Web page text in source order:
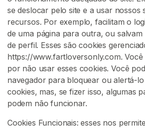
se deslocar pelo site e a usar nossos
recursos. Por exemplo, facilitam o
de uma página para outra, ou
de perfil. Esses são cookies
https://www.fartloversonly.com.
por não usar esses cookies. Você
navegador para bloquear ou alertá-
cookies, mas, se fizer isso, algumas
podem não funcionar.
Cookies Funcionais: esses nos
a
ç
ã
o
A
o
P
e
i
d
o